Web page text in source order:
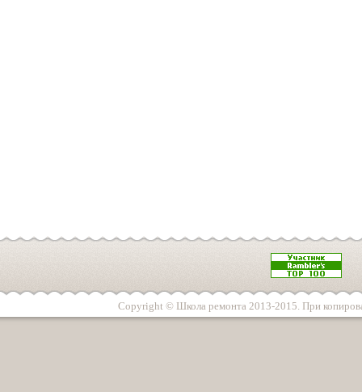
Copyright © Школа ремонта 2013-2015. При